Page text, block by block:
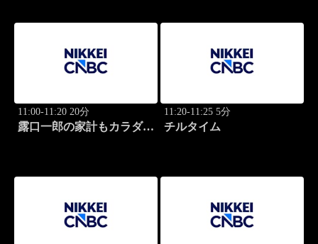
11:00-11:20 20分
露口一郎の家計もカラダも
11:20-11:25 5分
チルタイム